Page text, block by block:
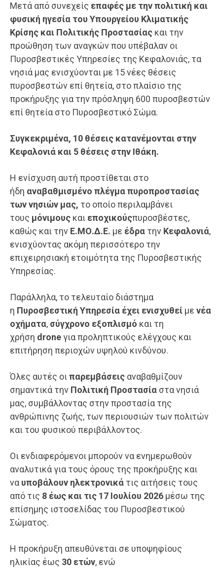
Μετά από συνεχείς επαφές με την πολιτική και
φυσική ηγεσία του Υπουργείου Κλιματικής
Κρίσης και Πολιτικής Προστασίας και την
προώθηση των αναγκών που υπέβαλαν οι
Πυροσβεστικές Υπηρεσίες της Κεφαλονιάς, τα
νησιά μας ενισχύονται με 15 νέες θέσεις
πυροσβεστών επί θητεία, στο πλαίσιο της
προκήρυξης για την πρόσληψη 600 πυροσβεστών
επί θητεία στο Πυροσβεστικό Σώμα.
Συγκεκριμένα, 10 θέσεις κατανέμονται στην
Κεφαλονιά και 5 θέσεις στην Ιθάκη.
Η ενίσχυση αυτή προστίθεται στο
ήδη αναβαθμισμένο πλέγμα πυροπροστασίας
των νησιών μας, το οποίο περιλαμβάνει
τους μόνιμους και εποχικούςπυροσβέστες,
καθώς και την Ε.ΜΟ.Δ.Ε. με έδρα την Κεφαλονιά,
ενισχύοντας ακόμη περισσότερο την
επιχειρησιακή ετοιμότητα της Πυροσβεστικής
Υπηρεσίας.
Παράλληλα, το τελευταίο διάστημα
η Πυροσβεστική Υπηρεσία έχει ενισχυθεί με νέα
οχήματα, σύγχρονο εξοπλισμό και τη
χρήση droneγια προληπτικούς ελέγχους και
επιτήρηση περιοχών υψηλού κινδύνου.
Όλες αυτές οιπαρεμβάσεις αναβαθμίζουν
σημαντικά την Πολιτική Προστασία στα νησιά
μας, συμβάλλοντας στην προστασία της
ανθρώπινης ζωής, των περιουσιών των πολιτών
και του φυσικού περιβάλλοντος.
Οι ενδιαφερόμενοι μπορούν να ενημερωθούν
αναλυτικά για τους όρους της προκήρυξης και
να υποβάλουν ηλεκτρονικά τις αιτήσεις τους
από τις 8 έως και τις 17 Ιουλίου 2026 μέσω της
επίσημης ιστοσελίδας του Πυροσβεστικού
Σώματος.
Η προκήρυξη απευθύνεται σε υποψηφίους
ηλικίας έως 30 ετών, ενώ